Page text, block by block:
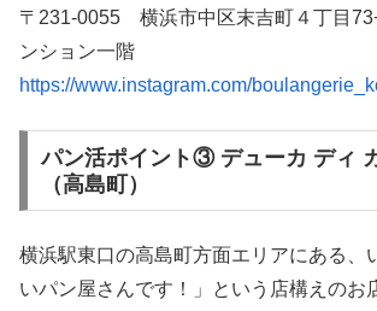
〒231-0055 横浜市中区末吉町４丁目
ンション一階
https://www.instagram.com/
パン活ポイント③ デューカ ディ
（高島町）
横浜駅東口の高島町方面エリアにある、
いパン屋さんです！」という店構えのお